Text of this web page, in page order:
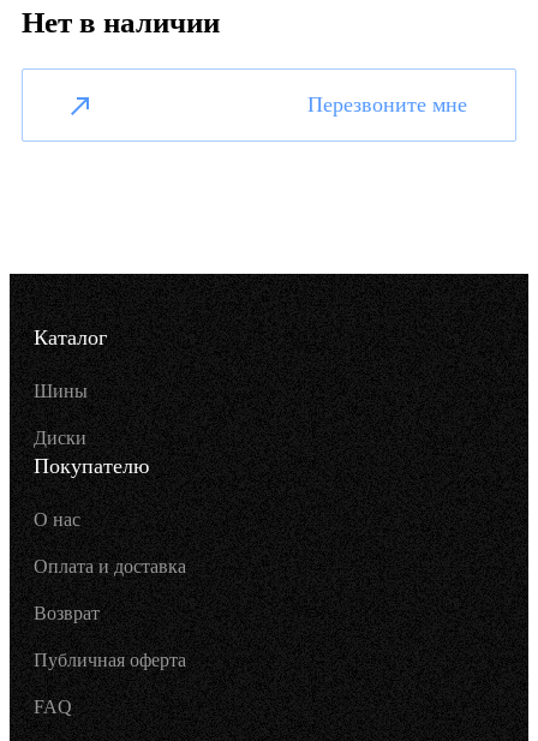
Нет в наличии
Перезвоните мне
Каталог
Шины
Диски
Покупателю
О нас
Оплата и доставка
Возврат
Публичная оферта
FAQ